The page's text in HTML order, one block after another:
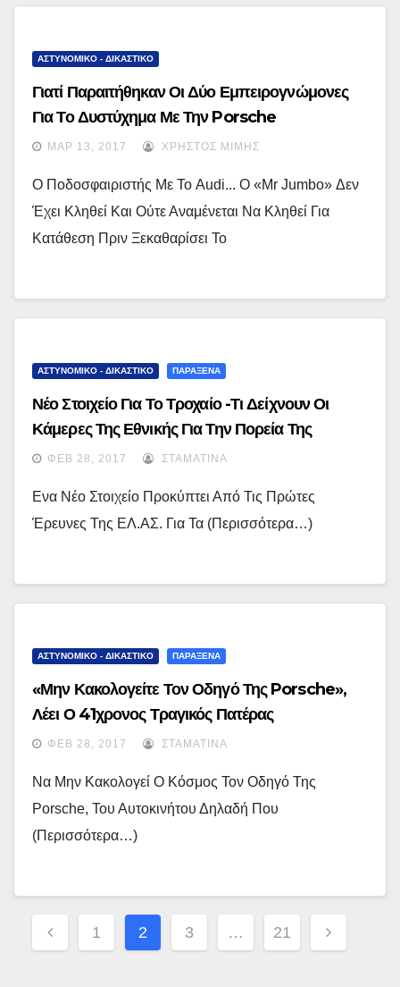
ΑΣΤΥΝΟΜΙΚΟ - ΔΙΚΑΣΤΙΚΟ
Γιατί Παραιτήθηκαν Οι Δύο Εμπειρογνώμονες
Για Το Δυστύχημα Με Την Porsche
ΜΑΡ 13, 2017 ΧΡΉΣΤΟΣ ΜΊΜΗΣ
Ο Ποδοσφαιριστής Με Το Audi... Ο «Mr Jumbo» Δεν
Έχει Κληθεί Και Ούτε Αναμένεται Να Κληθεί Για
Κατάθεση Πριν Ξεκαθαρίσει Το
ΑΣΤΥΝΟΜΙΚΟ - ΔΙΚΑΣΤΙΚΟ ΠΑΡΑΞΕΝΑ
Νέο Στοιχείο Για Το Τροχαίο -Τι Δείχνουν Οι
Κάμερες Της Εθνικής Για Την Πορεία Της
Porsche
ΦΕΒ 28, 2017 ΣΤΑΜΑΤΊΝΑ
Ενα Νέο Στοιχείο Προκύπτει Από Τις Πρώτες
Έρευνες Της ΕΛ.ΑΣ. Για Τα (περισσότερα…)
ΑΣΤΥΝΟΜΙΚΟ - ΔΙΚΑΣΤΙΚΟ ΠΑΡΑΞΕΝΑ
«Μην Κακολογείτε Τον Οδηγό Της Porsche»,
Λέει Ο 41χρονος Τραγικός Πατέρας
ΦΕΒ 28, 2017 ΣΤΑΜΑΤΊΝΑ
Να Μην Κακολογεί Ο Κόσμος Τον Οδηγό Της
Porsche, Του Αυτοκινήτου Δηλαδή Που
(περισσότερα…)
Σελιδοποίηση
Άρθρων
1 2 3 … 21